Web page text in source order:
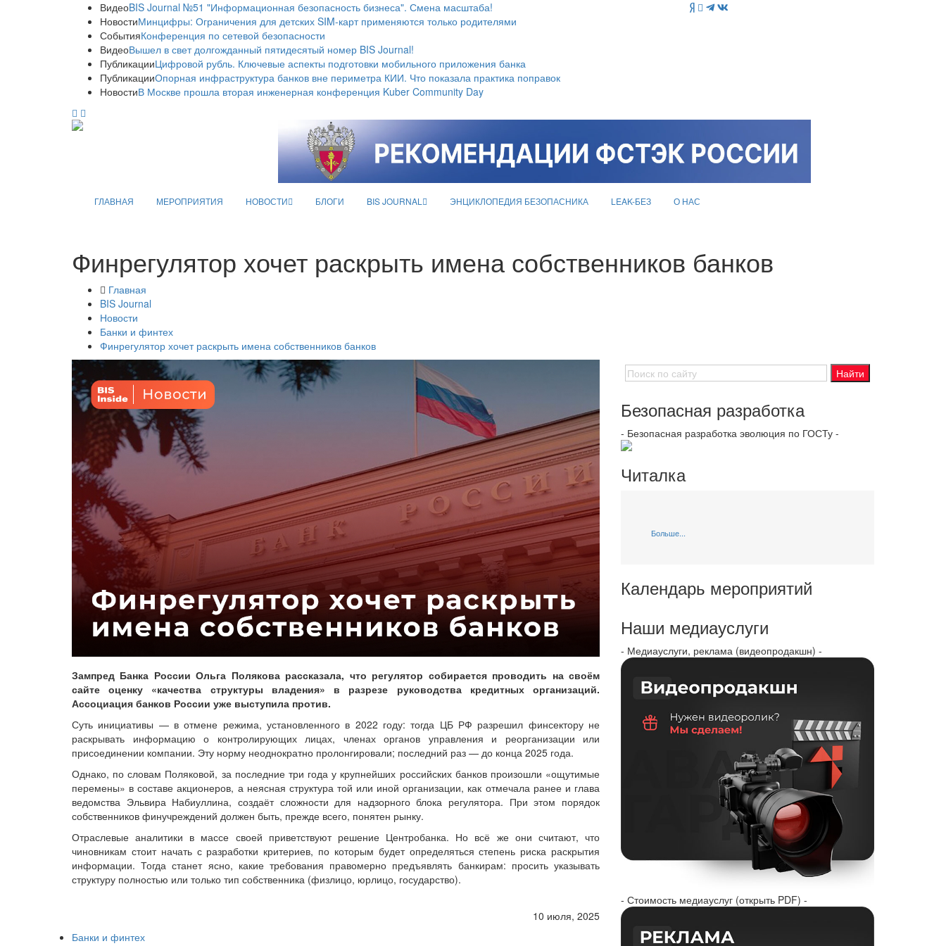
ВидеоBIS Journal №51 "Информационная безопасность бизнеса". Смена масштаба!
НовостиМинцифры: Ограничения для детских SIM-карт применяются только родителями
СобытияКонференция по сетевой безопасности
ВидеоВышел в свет долгожданный пятидесятый номер BIS Journal!
ПубликацииЦифровой рубль. Ключевые аспекты подготовки мобильного приложения банка
ПубликацииОпорная инфраструктура банков вне периметра КИИ. Что показала практика поправок
НовостиВ Москве прошла вторая инженерная конференция Kuber Community Day
ГЛАВНАЯ МЕРОПРИЯТИЯ НОВОСТИ БЛОГИ BIS JOURNAL ЭНЦИКЛОПЕДИЯ БЕЗОПАСНИКА LEAK-БЕЗ О НАС
Финрегулятор хочет раскрыть имена собственников банков
Главная
BIS Journal
Новости
Банки и финтех
Финрегулятор хочет раскрыть имена собственников банков
Зампред Банка России Ольга Полякова рассказала, что регулятор собирается проводить на своём
сайте оценку «качества структуры владения» в разрезе руководства кредитных организаций.
Ассоциация банков России уже выступила против.
Суть инициативы — в отмене режима, установленного в 2022 году: тогда ЦБ РФ разрешил финсектору не
раскрывать информацию о контролирующих лицах, членах органов управления и реорганизации или
присоединении компании. Эту норму неоднократно пролонгировали; последний раз — до конца 2025 года.
Однако, по словам Поляковой, за последние три года у крупнейших российских банков произошли «ощутимые
перемены» в составе акционеров, а неясная структура той или иной организации, как отмечала ранее и глава
ведомства Эльвира Набиуллина, создаёт сложности для надзорного блока регулятора. При этом порядок
собственников финучреждений должен быть, прежде всего, понятен рынку.
Отраслевые аналитики в массе своей приветствуют решение Центробанка. Но всё же они считают, что
чиновникам стоит начать с разработки критериев, по которым будет определяться степень риска раскрытия
информации. Тогда станет ясно, какие требования правомерно предъявлять банкирам: просить указывать
структуру полностью или только тип собственника (физлицо, юрлицо, государство).
10 июля, 2025
Банки и финтех
Безопасная разработка
- Безопасная разработка эволюция по ГОСТу -
Читалка
Больше...
Календарь мероприятий
Наши медиауслуги
- Медиауслуги, реклама (видеопродакшн) -
- Стоимость медиауслуг (открыть PDF) -